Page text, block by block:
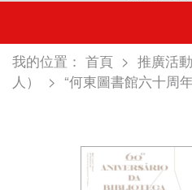
我的位置： 首頁 > 推廣活動
人）
> “何東圖書館六十周